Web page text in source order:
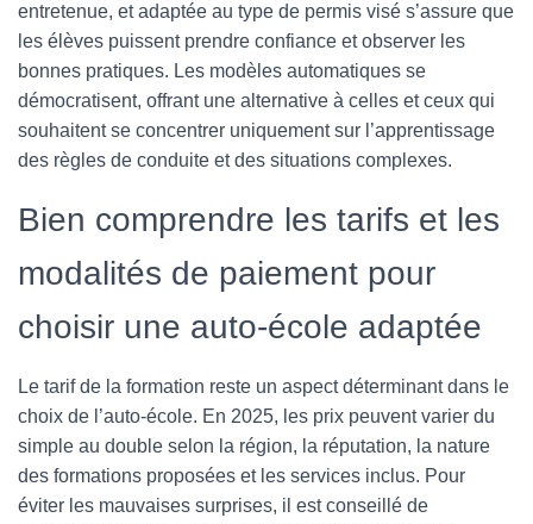
entretenue, et adaptée au type de permis visé s’assure que
les élèves puissent prendre confiance et observer les
bonnes pratiques. Les modèles automatiques se
démocratisent, offrant une alternative à celles et ceux qui
souhaitent se concentrer uniquement sur l’apprentissage
des règles de conduite et des situations complexes.
Bien comprendre les tarifs et les
modalités de paiement pour
choisir une auto-école adaptée
Le tarif de la formation reste un aspect déterminant dans le
choix de l’auto-école. En 2025, les prix peuvent varier du
simple au double selon la région, la réputation, la nature
des formations proposées et les services inclus. Pour
éviter les mauvaises surprises, il est conseillé de